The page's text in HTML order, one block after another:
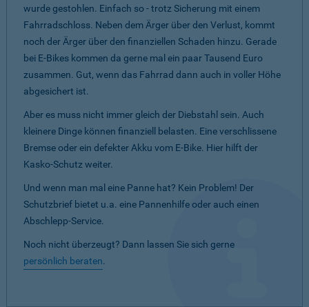
wurde gestohlen. Einfach so - trotz Sicherung mit einem
Fahrradschloss. Neben dem Ärger über den Verlust, kommt
noch der Ärger über den finanziellen Schaden hinzu. Gerade
bei E-Bikes kommen da gerne mal ein paar Tausend Euro
zusammen. Gut, wenn das Fahrrad dann auch in voller Höhe
abgesichert ist.
Aber es muss nicht immer gleich der Diebstahl sein. Auch
kleinere Dinge können finanziell belasten. Eine verschlissene
Bremse oder ein defekter Akku vom E-Bike. Hier hilft der
Kasko-Schutz weiter.
Und wenn man mal eine Panne hat? Kein Problem! Der
Schutzbrief bietet u.a. eine Pannenhilfe oder auch einen
Abschlepp-Service.
Noch nicht überzeugt? Dann lassen Sie sich gerne
persönlich beraten.